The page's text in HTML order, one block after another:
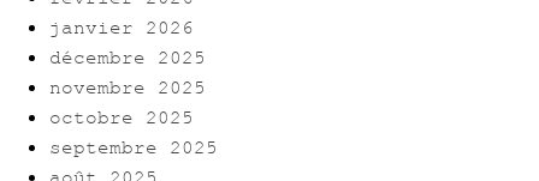
janvier 2026
décembre 2025
novembre 2025
octobre 2025
septembre 2025